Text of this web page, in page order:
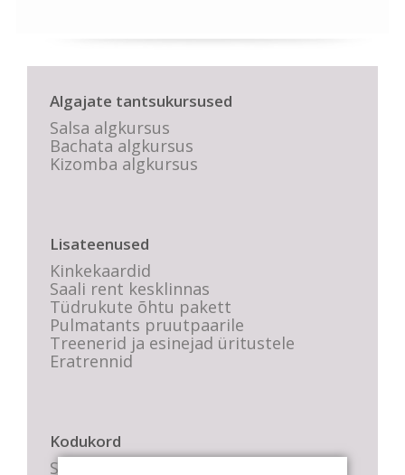
Algajate tantsukursused
Salsa algkursus
Bachata algkursus
Kizomba algkursus
Lisateenused
Kinkekaardid
Saali rent kesklinnas
Tüdrukute õhtu pakett
Pulmatants pruutpaarile
Treenerid ja esinejad üritustele
Eratrennid
Kodukord
Stuudio sisekord